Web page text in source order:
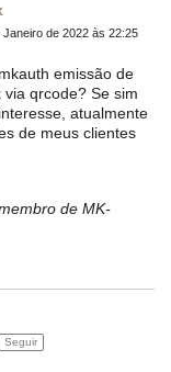
Janeiro de 2022 às 22:25
emissão de
qrcode? Se sim
atualmente
de meus clientes
de MK-
Seguir